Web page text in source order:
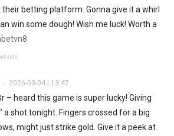
betting platform. Gonna give it a whirl
win some dough! Wish me luck! Worth a
• 2026-03-04 | 13:47
– heard this game is super lucky! Giving
a shot tonight. Fingers crossed for a big
might just strike gold. Give it a peek at